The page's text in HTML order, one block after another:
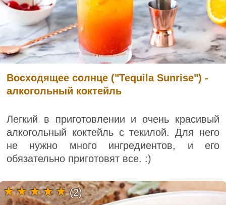
Восходящее солнце ("Tequila Sunrise") -
алкогольный коктейль
Легкий в приготовлении и очень красивый
алкогольный коктейль с текилой. Для него
не нужно много ингредиентов, и его
обязательно приготовят все. :)
(2)